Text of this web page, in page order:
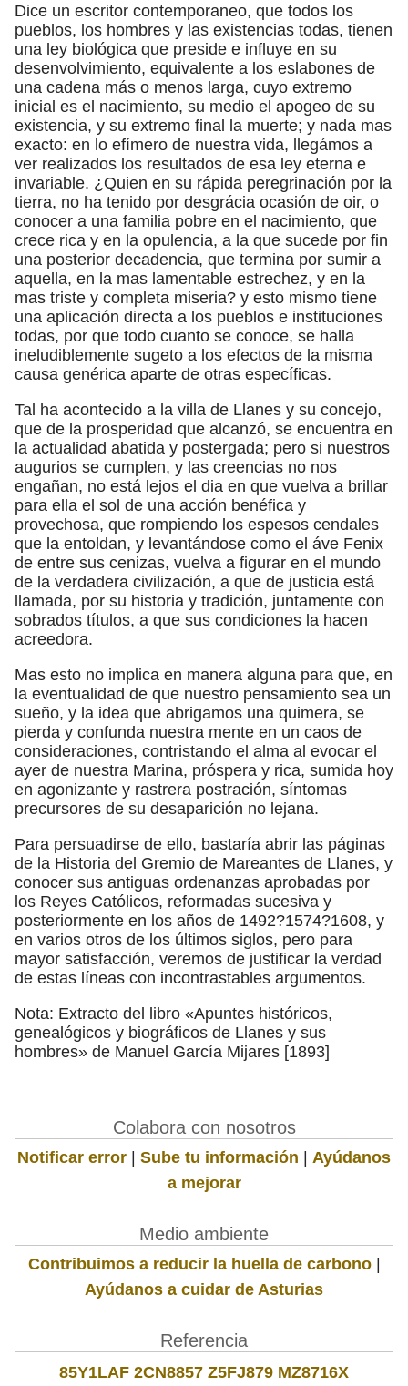
Dice un escritor contemporaneo, que todos los
pueblos, los hombres y las existencias todas, tienen
una ley biológica que preside e influye en su
desenvolvimiento, equivalente a los eslabones de
una cadena más o menos larga, cuyo extremo
inicial es el nacimiento, su medio el apogeo de su
existencia, y su extremo final la muerte; y nada mas
exacto: en lo efímero de nuestra vida, llegámos a
ver realizados los resultados de esa ley eterna e
invariable. ¿Quien en su rápida peregrinación por la
tierra, no ha tenido por desgrácia ocasión de oir, o
conocer a una familia pobre en el nacimiento, que
crece rica y en la opulencia, a la que sucede por fin
una posterior decadencia, que termina por sumir a
aquella, en la mas lamentable estrechez, y en la
mas triste y completa miseria? y esto mismo tiene
una aplicación directa a los pueblos e instituciones
todas, por que todo cuanto se conoce, se halla
ineludiblemente sugeto a los efectos de la misma
causa genérica aparte de otras específicas.
Tal ha acontecido a la villa de Llanes y su concejo,
que de la prosperidad que alcanzó, se encuentra en
la actualidad abatida y postergada; pero si nuestros
augurios se cumplen, y las creencias no nos
engañan, no está lejos el dia en que vuelva a brillar
para ella el sol de una acción benéfica y
provechosa, que rompiendo los espesos cendales
que la entoldan, y levantándose como el áve Fenix
de entre sus cenizas, vuelva a figurar en el mundo
de la verdadera civilización, a que de justicia está
llamada, por su historia y tradición, juntamente con
sobrados títulos, a que sus condiciones la hacen
acreedora.
Mas esto no implica en manera alguna para que, en
la eventualidad de que nuestro pensamiento sea un
sueño, y la idea que abrigamos una quimera, se
pierda y confunda nuestra mente en un caos de
consideraciones, contristando el alma al evocar el
ayer de nuestra Marina, próspera y rica, sumida hoy
en agonizante y rastrera postración, síntomas
precursores de su desaparición no lejana.
Para persuadirse de ello, bastaría abrir las páginas
de la Historia del Gremio de Mareantes de Llanes, y
conocer sus antiguas ordenanzas aprobadas por
los Reyes Católicos, reformadas sucesiva y
posteriormente en los años de 1492?1574?1608, y
en varios otros de los últimos siglos, pero para
mayor satisfacción, veremos de justificar la verdad
de estas líneas con incontrastables argumentos.
Nota: Extracto del libro «Apuntes históricos,
genealógicos y biográficos de Llanes y sus
hombres» de Manuel García Mijares [1893]
Colabora con nosotros
Notificar error | Sube tu información | Ayúdanos
a mejorar
Medio ambiente
Contribuimos a reducir la huella de carbono|
Ayúdanos a cuidar de Asturias
Referencia
85Y1LAF 2CN8857 Z5FJ879 MZ8716X